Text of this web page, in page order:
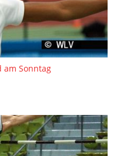
am Sonntag